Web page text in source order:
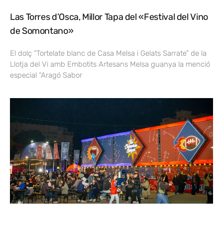
Las Torres d’Osca, Millor Tapa del «Festival del Vino
de Somontano»
El dolç “Tortelate blanc de Casa Melsa i Gelats Sarrate” de la
Llotja del Vi amb Embotits Artesans Melsa guanya la menció
especial “Aragó Sabor